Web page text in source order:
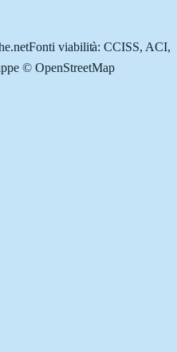
Fonti viabilità: CCISS, ACI,
© OpenStreetMap